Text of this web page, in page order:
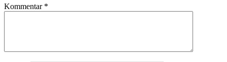
Kommentar *